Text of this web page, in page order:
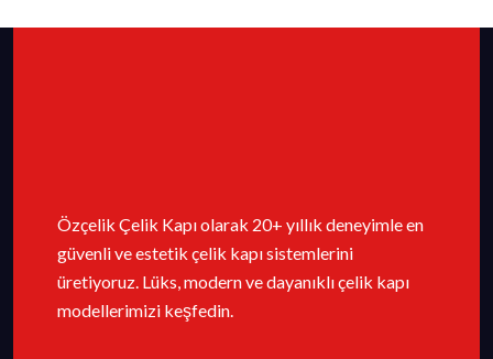
Özçelik Çelik Kapı olarak 20+ yıllık deneyimle en
güvenli ve estetik çelik kapı sistemlerini
üretiyoruz. Lüks, modern ve dayanıklı çelik kapı
modellerimizi keşfedin.